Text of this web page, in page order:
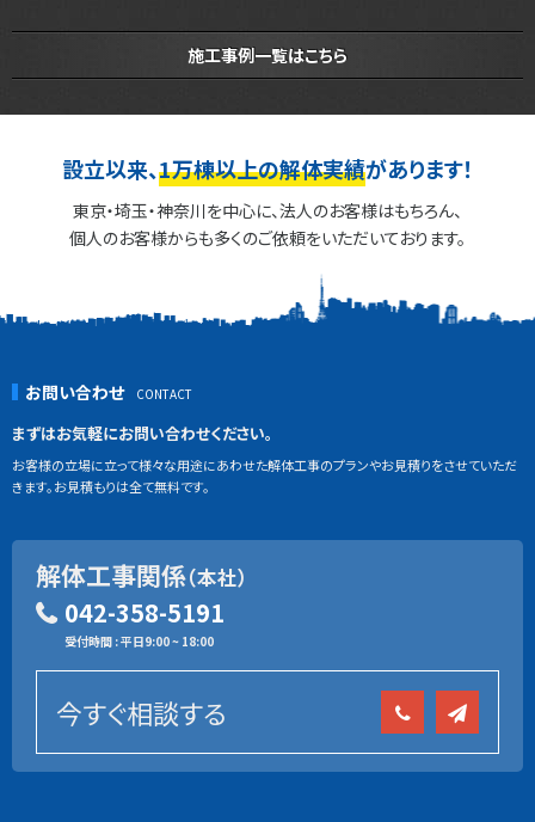
施工事例一覧はこちら
設立以来、1万棟以上の解体実績があります！
東京・埼玉・神奈川を中心に、法人のお客様はもちろん、
個人のお客様からも多くのご依頼をいただいております。
お問い合わせ
まずはお気軽にお問い合わせください。
お客様の立場に立って様々な用途にあわせた解体工事のプランやお見積りをさせていただ
きます。お見積もりは全て無料です。
解体工事関係（本社）
042-358-5191
受付時間 : 平日9:00 ~ 18:00
今すぐ相談する